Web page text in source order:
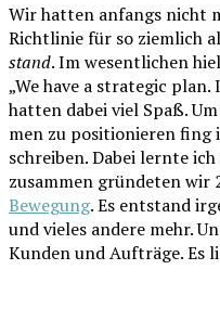
Wir hat­ten anfangs nicht
Richt­li­nie für so ziem­lich
stand. Im wesent­li­chen
„We have a stra­te­gic
hat­ten dabei viel Spaß.
men zu posi­tio­nie­ren fing
schrei­ben. Dabei lern­te
zusam­men grün­de­ten wir
Bewe­gung. Es ent­stand
und vie­les ande­re mehr.
Kun­den und Auf­trä­ge. Es